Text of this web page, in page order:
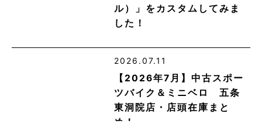
ル）」をカスタムしてみま
した！
2026.07.11
【2026年7月】中古スポー
ツバイク＆ミニベロ 五条
東洞院店・店頭在庫まと
め！